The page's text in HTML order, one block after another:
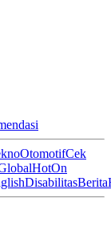
OtomotifCek
HotOn
DisabilitasBerita